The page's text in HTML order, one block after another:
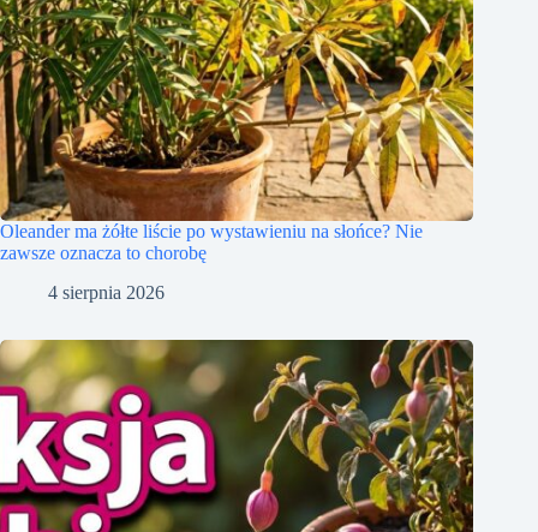
Oleander ma żółte liście po wystawieniu na słońce? Nie
zawsze oznacza to chorobę
4 sierpnia 2026